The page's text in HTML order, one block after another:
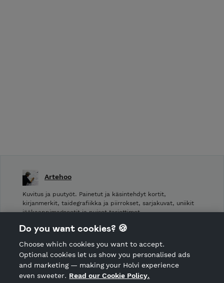
Artehoo
Kuvitus ja puutyöt. Painetut ja käsintehdyt kortit,
kirjanmerkit, taidegrafiikka ja piirrokset, sarjakuvat, uniikit
jääkaappimagneetit ja puiset tarjottimet.
Shop Terms and Conditions
CANCEL ORDER
Do you want cookies? 🍪
Choose which cookies you want to accept.
Optional cookies let us show you personalised ads
and marketing — making your Holvi experience
even sweeter. Read our Cookie Policy.